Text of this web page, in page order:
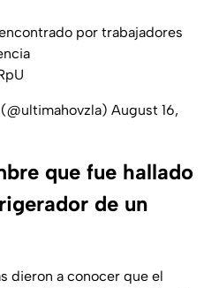
por trabajadores
August 16,
que fue hallado
de un
dieron a conocer que el